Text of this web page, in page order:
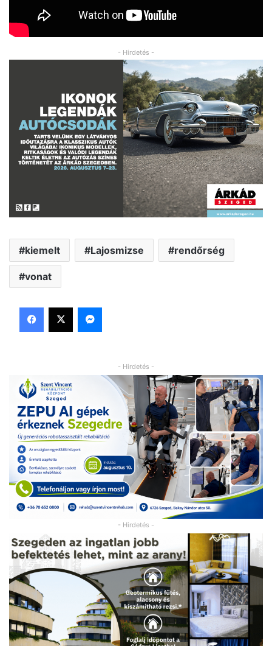
- Hirdetés -
kiemelt Lajosmizse rendőrség
vonat
Facebook
X Messenger
- Hirdetés -
- Hirdetés -